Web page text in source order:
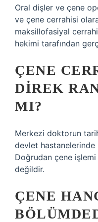
Oral dişler ve çene
ve çene cerrahisi
maksillofasiyal
hekimi tarafından
ÇENE
DIREK
MI?
Merkezi doktorun
devlet
Doğrudan çene
değildir.
ÇENE